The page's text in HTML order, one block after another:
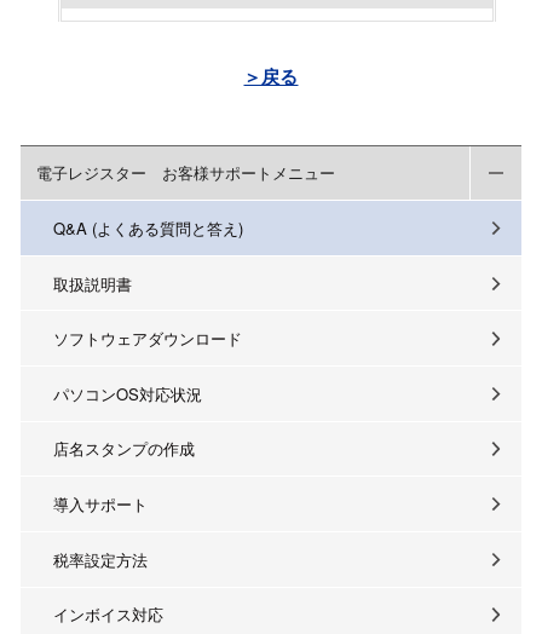
＞戻る
電子レジスター お客様サポートメニュー
Q&A (よくある質問と答え)
取扱説明書
ソフトウェアダウンロード
パソコンOS対応状況
店名スタンプの作成
導入サポート
税率設定方法
インボイス対応